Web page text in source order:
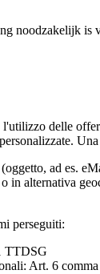
noodzakelijk is
l'utilizzo delle
ad es.
in alternativa
perseguiti:
TTDSG
Art. 6